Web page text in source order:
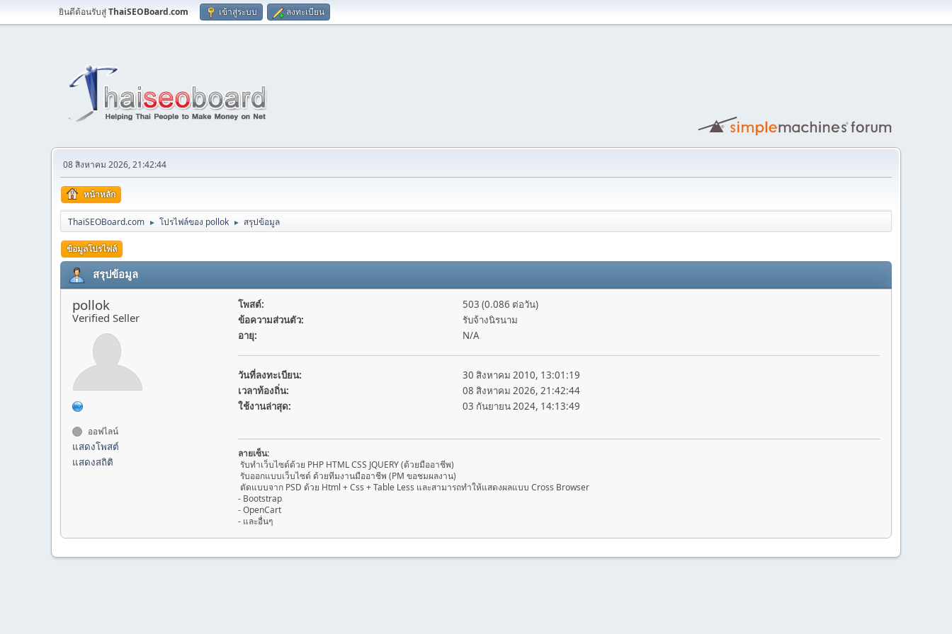
ยินดีต้อนรับสู่ThaiSEOBoard.com เข้าสู่ระบบ ลงทะเบียน
08 สิงหาคม 2026, 21:42:44
หน้าหลัก
ThaiSEOBoard.com ► โปรไฟล์ของ pollok ► สรุปข้อมูล
ข้อมูลโปรไฟล์
สรุปข้อมูล
pollok
Verified Seller
ออฟไลน์
แสดงโพสต์
แสดงสถิติ
โพสต์:
503 (0.086 ต่อวัน)
ข้อความส่วนตัว:
รับจ้างนิรนาม
อายุ:
N/A
วันที่ลงทะเบียน:
30 สิงหาคม 2010, 13:01:19
เวลาท้องถิ่น:
08 สิงหาคม 2026, 21:42:44
ใช้งานล่าสุด:
03 กันยายน 2024, 14:13:49
ลายเซ็น:
รับทำเว็บไซต์ด้วย PHP HTML CSS JQUERY (ด้วยมืออาชีพ)
รับออกแบบเว็บไซต์ ด้วยทีมงานมืออาชีพ (PM ขอชมผลงาน)
ตัดแบบจาก PSD ด้วย Html + Css + Table Less และสามารถทำให้แสดงผลแบบ Cross Browser
- Bootstrap
- OpenCart
- และอื่นๆ